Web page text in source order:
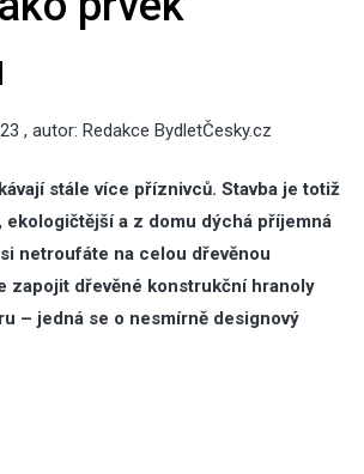
, autor: Redakce BydletČesky.cz
stále více příznivců. Stavba je totiž
a z domu dýchá příjemná
netroufáte na celou dřevěnou
zapojit dřevěné konstrukční hranoly
– jedná se o nesmírně designový